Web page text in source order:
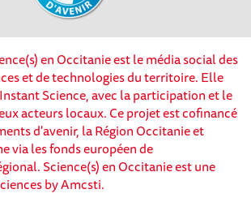
en Occitanie est le média social des
et de technologies du territoire. Elle
Science, avec la participation et le
acteurs locaux. Ce projet est cofinancé
d'avenir, la Région Occitanie et
via les fonds européen de
Science(s) en Occitanie est une
by Amcsti.